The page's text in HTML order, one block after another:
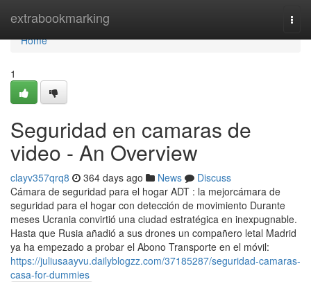
extrabookmarking
Home
Home
1
Seguridad en camaras de
video - An Overview
clayv357qrq8 364 days ago News
Discuss
Cámara de seguridad para el hogar ADT : la mejorcámara de
seguridad para el hogar con detección de movimiento Durante
meses Ucrania convirtió una ciudad estratégica en inexpugnable.
Hasta que Rusia añadió a sus drones un compañero letal Madrid
ya ha empezado a probar el Abono Transporte en el móvil:
https://juliusaayvu.dailyblogzz.com/37185287/seguridad-camaras-
casa-for-dummies